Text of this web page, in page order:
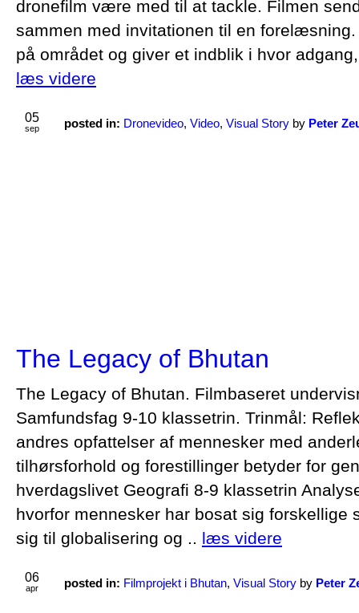
dronefilm være med til at tackle. Filmen
sammen med invitationen til en
på området og giver et indblik i hvor
læs videre
05
sep posted in: Dronevideo, Video, Visual Story by Peter
The Legacy of Bhutan
The Legacy of Bhutan. Filmbaseret
Samfundsfag 9-10 klassetrin. Trinmål:
andres opfattelser af mennesker med
tilhørsforhold og forestillinger betyder for
hverdagslivet Geografi 8-9 klassetrin
hvorfor mennesker har bosat sig forskellige
sig til globalisering og .. læs videre
06
apr posted in: Filmprojekt i Bhutan, Visual Story by Peter